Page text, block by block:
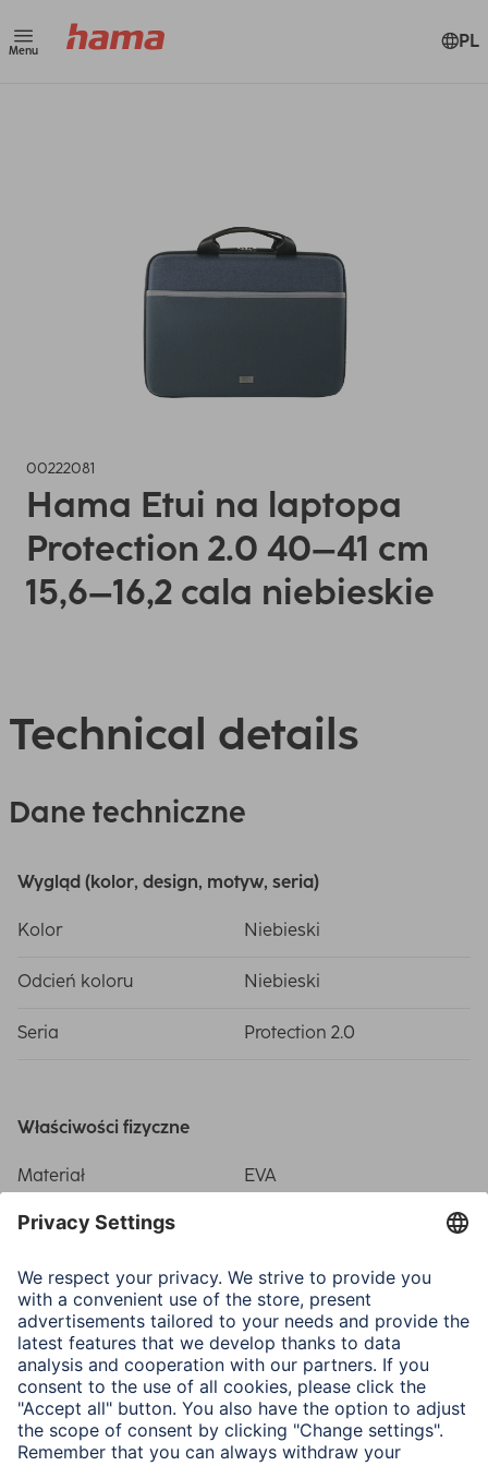
Menu PL
00222081
Hama Etui na laptopa
Protection 2.0 40–41 cm
15,6–16,2 cala niebieskie
Technical details
Dane techniczne
Wygląd (kolor, design, motyw, seria)
Kolor Niebieski
Odcień koloru Niebieski
Seria Protection 2.0
Właściwości fizyczne
Materiał EVA
Wymiary i waga
Inside Dimensions W x D
x H
38 x 5 x 27 cm
Outside Dimensions W x
D x H
42.5 x 6 x 30 cm